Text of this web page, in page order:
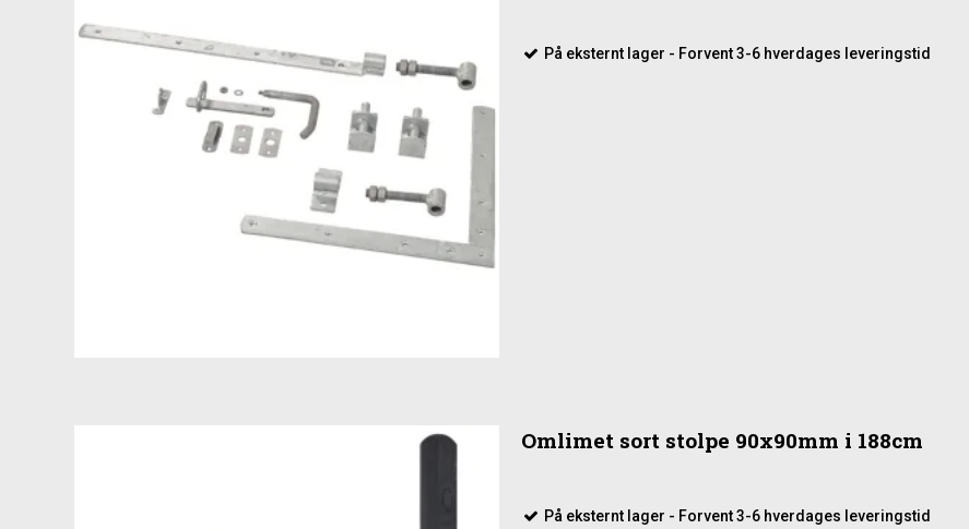
På eksternt lager - Forvent 3-6 hverdages leveringstid
Omlimet sort stolpe 90x90mm i 188cm
På eksternt lager - Forvent 3-6 hverdages leveringstid